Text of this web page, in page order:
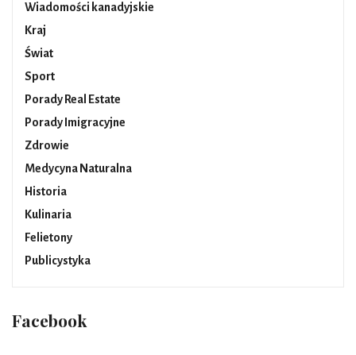
Wiadomości kanadyjskie
Kraj
Świat
Sport
Porady Real Estate
Porady Imigracyjne
Zdrowie
Medycyna Naturalna
Historia
Kulinaria
Felietony
Publicystyka
Facebook